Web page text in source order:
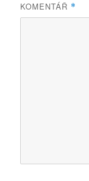
KOMENTÁŘ *